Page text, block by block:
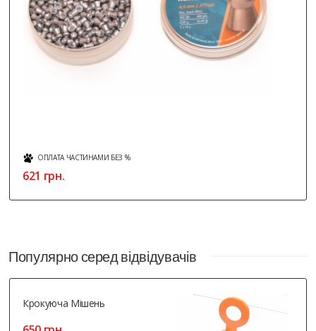
423 грн.
Популярно серед відвідувачів
Крокуюча Мішень